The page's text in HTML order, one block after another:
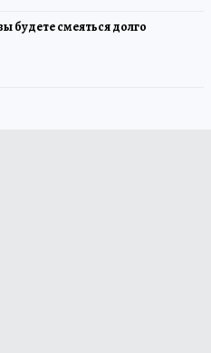
будете смеяться долго